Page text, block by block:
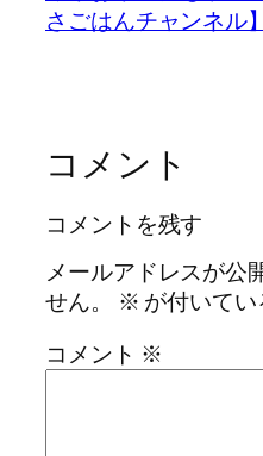
さごはんチャンネル】
コメント
コメントを残す
メールアドレスが公
せん。
※ が付いて
コメント ※